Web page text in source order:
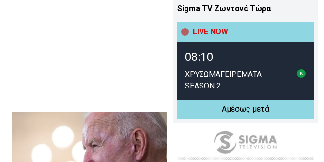
βούληση στο Κυπριακό
10:56
Μεγάλο πακέτο όπλων από
Τουρκία προς Ουκρανία -Κίνηση
με μήνυμα προς Μόσχα;
10:46
Πραγματοποίηθηκε το
μνημόσυνο των 30 χρόνων από
10:39
Χάλκινος Προμηθέας 15 μέτρων
υψώνεται δίπλα στη βάση
SpaceX του Έλον Μασκ
10:25
GSI: Η γεωπολιτική «σκακιέρα»
πίσω από το καλώδιο Ελλάδας–
Κύπρου–Ισραήλ
10:19
Sigma TV Ζωντανά Τώρα
LIVE NOW
08:10
ΧΡΥΣΩΜΑΓΕΙΡΕΜΑΤΑ
SEASON 2
Αμέσως μετά